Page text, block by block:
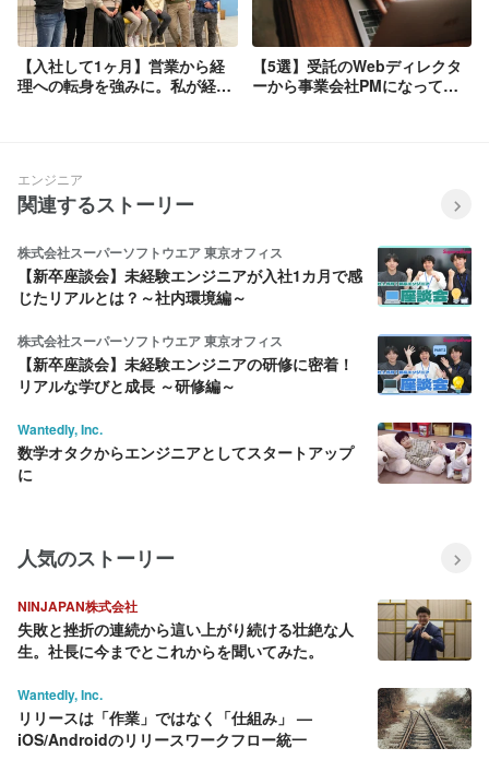
【入社して1ヶ月】営業から経
理への転身を強みに。私が経理
【5選】受託のWebディレクタ
ーから事業会社PMになって変
エンジニア
関連するストーリー
株式会社スーパーソフトウエア 東京オフィス
【新卒座談会】未経験エンジニアが入社1カ月で感
じたリアルとは？～社内環境編～
株式会社スーパーソフトウエア 東京オフィス
【新卒座談会】未経験エンジニアの研修に密着！
リアルな学びと成長 ～研修編～
Wantedly, Inc.
数学オタクからエンジニアとしてスタートアップ
に
人気のストーリー
NINJAPAN株式会社
失敗と挫折の連続から這い上がり続ける壮絶な人
生。社長に今までとこれからを聞いてみた。
Wantedly, Inc.
リリースは「作業」ではなく「仕組み」 —
iOS/Androidのリリースワークフロー統一